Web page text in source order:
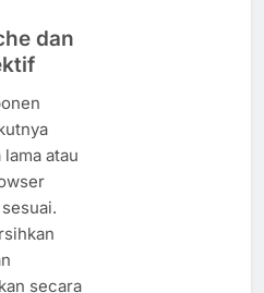
dan
atau
secara